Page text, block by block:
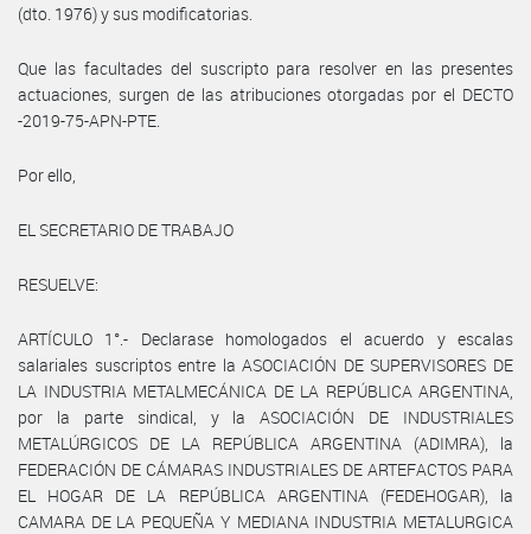
(dto. 1976) y sus modificatorias.
Que las facultades del suscripto para resolver en las presentes
actuaciones, surgen de las atribuciones otorgadas por el DECTO
-2019-75-APN-PTE.
Por ello,
EL SECRETARIO DE TRABAJO
RESUELVE:
ARTÍCULO 1°.- Declarase homologados el acuerdo y escalas
salariales suscriptos entre la ASOCIACIÓN DE SUPERVISORES DE
LA INDUSTRIA METALMECÁNICA DE LA REPÚBLICA ARGENTINA,
por la parte sindical, y la ASOCIACIÓN DE INDUSTRIALES
METALÚRGICOS DE LA REPÚBLICA ARGENTINA (ADIMRA), la
FEDERACIÓN DE CÁMARAS INDUSTRIALES DE ARTEFACTOS PARA
EL HOGAR DE LA REPÚBLICA ARGENTINA (FEDEHOGAR), la
CAMARA DE LA PEQUEÑA Y MEDIANA INDUSTRIA METALURGICA